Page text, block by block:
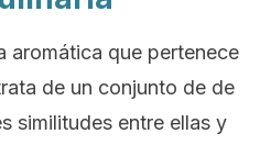
aromática que pertenece
de un conjunto de de
similitudes entre ellas y